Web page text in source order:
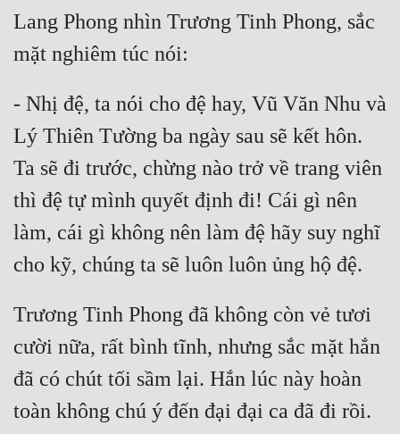
Lang Phong nhìn Trương Tinh Phong, sắc
- Nhị đệ, ta nói cho đệ hay, Vũ Văn Nhu và
Lý Thiên Tường ba ngày sau sẽ kết hôn.
Ta sẽ đi trước, chừng nào trở về trang viên
thì đệ tự mình quyết định đi! Cái gì nên
làm, cái gì không nên làm đệ hãy suy nghĩ
Trương Tinh Phong đã không còn vẻ tươi
cười nữa, rất bình tĩnh, nhưng sắc mặt hắn
đã có chút tối sầm lại. Hắn lúc này hoàn